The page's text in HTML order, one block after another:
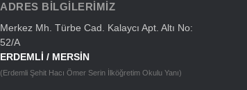
ADRES BILGILERIMIZ
Merkez Mh. Türbe Cad. Kalaycı Apt. Altı No:
52/A
ERDEMLİ / MERSİN
(Erdemli Şehit Hacı Ömer Serin İlköğretim Okulu Yanı)